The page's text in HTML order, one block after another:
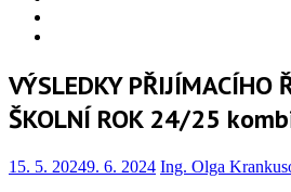
VÝSLEDKY PŘIJÍMACÍHO
ŠKOLNÍ ROK 24/25
15. 5. 20249. 6. 2024 Ing. Olga